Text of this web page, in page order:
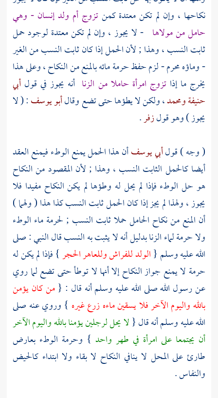
نكاحها ، وإن لم تكن معتدة كمنتزوج أم ولد إنسان - وهي
حامل من مولاها - لا يجوز ، وإن لم تكن معتدة لوجود حمل
ثابت النسب ، وهذا ; لأن الحمل إذا كان ثابت النسب من الغير
- وماؤه محرم - لزم حفظ حرمة مائه بالمنع من النكاح ، وعلى هذا
يخرج ما إذاتزوج امرأة حاملا من الزنا أنه يجوز في قول أبي
حنيفةومحمد، ولكن لا يطؤها حتى تضع وقالأبو يوسف: ( لا
يجوز ) وهو قولزفر.
( وجه ) قولأبي يوسفأن هذا الحمل يمنع الوطء فيمنع العقد
أيضا كالحمل الثابت النسب ، وهذا ; لأن المقصود من النكاح
هو حل الوطء فإذا لم يحل له وطؤها لم يكن النكاح مفيدا فلا
يجوز ، ولهذا لم يجز إذا كان الحمل ثابت النسب كذا هذا ( ولهما )
أن المنع من نكاح الحامل حملا ثابت النسب ; لحرمة ماء الوطء
ولا حرمة لماء الزنا بدليل أنه لا يثبت به النسب قال النبي : صلى
الله عليه وسلم {الولد للفراش وللعاهر الحجر} فإذا لم يكن له
حرمة لا يمنع جواز النكاح إلا أنها لا توطأ حتى تضع لما روي
عن رسول الله صلى الله عليه وسلم أنه قال : {من كان يؤمن
بالله واليوم الآخر فلا يسقين ماءه زرع غيره } وروي عنه صلى
الله عليه وسلم أنه قال {لا يحل لرجلين يؤمنا بالله واليوم الآخر
أن يجتمعا على امرأة في طهر واحد } وحرمة الوطء بعارض
طارئ على المحل لا ينافي النكاح لا بقاء ولا ابتداء كالحيض
والنفاس .